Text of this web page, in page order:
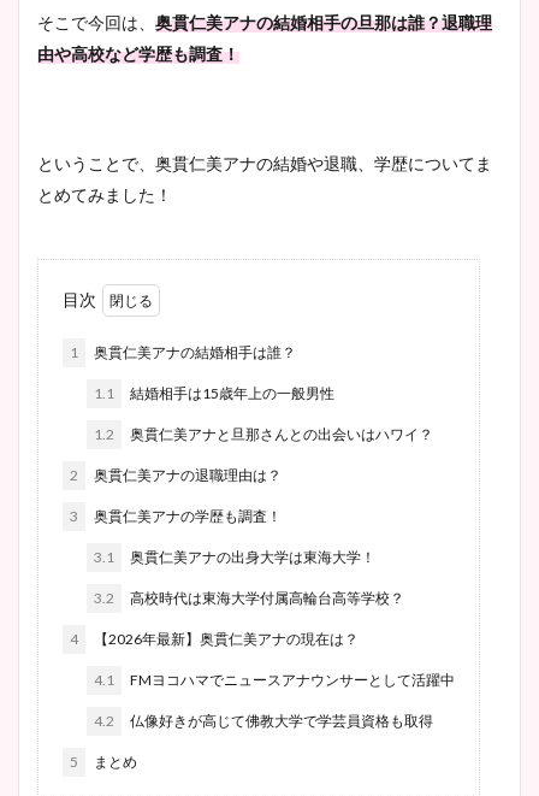
そこで今回は、 奥貫仁美アナの結婚相手の旦那は誰？退職理
由や高校など学歴も調査！
ということで、奥貫仁美アナの結婚や退職、学歴についてま
とめてみました！
目次
1 奥貫仁美アナの結婚相手は誰？
1.1 結婚相手は15歳年上の一般男性
1.2 奥貫仁美アナと旦那さんとの出会いはハワイ？
2 奥貫仁美アナの退職理由は？
3 奥貫仁美アナの学歴も調査！
3.1 奥貫仁美アナの出身大学は東海大学！
3.2 高校時代は東海大学付属高輪台高等学校？
4 【2026年最新】奥貫仁美アナの現在は？
4.1 FMヨコハマでニュースアナウンサーとして活躍中
4.2 仏像好きが高じて佛教大学で学芸員資格も取得
5 まとめ